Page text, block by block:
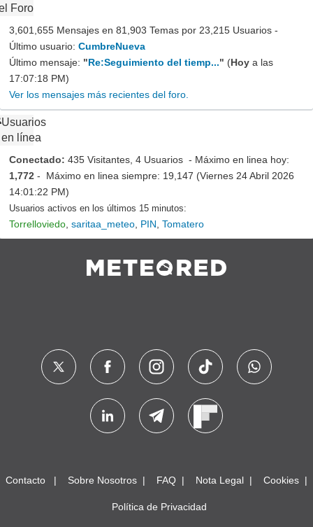
Foro
3,601,655 Mensajes en 81,903 Temas por 23,215 Usuarios -
Último usuario: CumbreNueva
Último mensaje: "Re:Seguimiento del tiemp..." (Hoy a las
17:07:18 PM)
Ver los mensajes más recientes del foro.
Usuarios
en línea
Conectado: 435 Visitantes, 4 Usuarios - Máximo en linea hoy:
1,772 - Máximo en linea siempre: 19,147 (Viernes 24 Abril 2026
14:01:22 PM)
Usuarios activos en los últimos 15 minutos:
Torrelloviedo saritaa_meteo PIN Tomatero
Contacto Sobre Nosotros FAQ Nota Legal Cookies
Política de Privacidad